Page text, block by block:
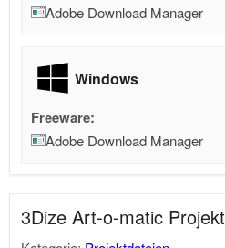
Adobe Download Manager
Windows
Freeware:
Adobe Download Manager
3Dize Art-o-matic Projekt